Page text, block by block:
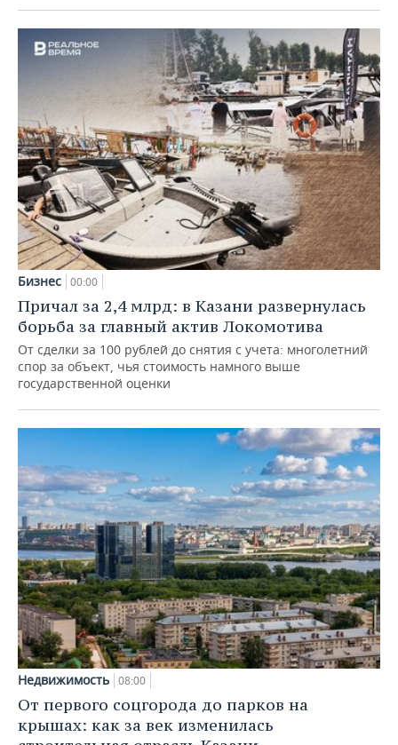
Бизнес 00:00
Причал за 2,4 млрд: в Казани развернулась
борьба за главный актив Локомотива
От сделки за 100 рублей до снятия с учета: многолетний
спор за объект, чья стоимость намного выше
государственной оценки
Недвижимость 08:00
От первого соцгорода до парков на
крышах: как за век изменилась